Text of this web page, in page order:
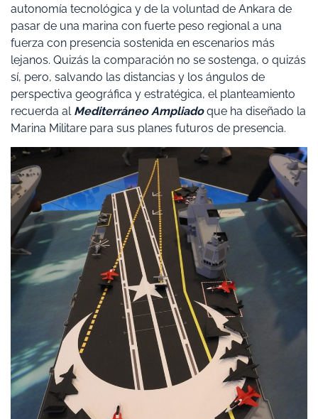
autonomía tecnológica y de la voluntad de Ankara de
pasar de una marina con fuerte peso regional a una
fuerza con presencia sostenida en escenarios más
lejanos. Quizás la comparación no se sostenga, o quizás
sí, pero, salvando las distancias y los ángulos de
perspectiva geográfica y estratégica, el planteamiento
recuerda al Mediterráneo Ampliadoque ha diseñado la
Marina Militare para sus planes futuros de presencia.